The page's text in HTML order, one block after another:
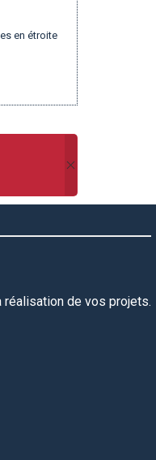
en étroite
de vos projets.